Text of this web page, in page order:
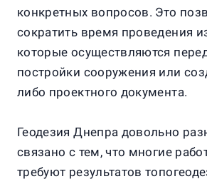
конкретных вопросов. Это
сократить время проведения
которые осуществляются
постройки сооружения или
либо проектного документа.
Геодезия Днепра довольно
связано с тем, что многие
требуют результатов